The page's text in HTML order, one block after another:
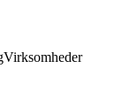
Virksomheder